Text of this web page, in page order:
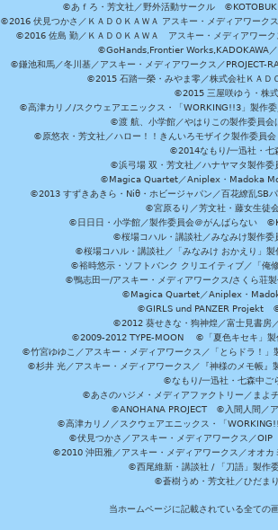
©あｆろ・芳文社／野外活動サークル
©2016 伏見つかさ／ＫＡＤＯＫＡＷＡ アスキー・メディアワー
©2016 佐島 勤／ＫＡＤＯＫＡＷＡ アスキー・メディアワ
©GoHands,Frontier Works,KADOKAWA
©鎌池和馬／冬川基／アスキー・メディアワークス／
©2015 石踏一榮・みやま零／株式会社ＫＡＤ
©2015 三屋咲ゆう・株
©高津カリノ/スクウェアエニックス・「WORKING!!3」製作
©渡 航、小学館／やはりこの製作委員
©原悠衣・芳文社／ハロー！！きんいろモザイク製作委員
©2014なもり/一迅社・
©浜弓場 双・芳文社／ハナヤマタ製作
©Magica Quartet／Aniplex・Madoka
©2013 すずきあきら・Niθ・ホビージャパン／百花繚乱
©宮原るり／芳文社・藤女生徒
©日日日・小学館／製作委員会＠がんばらない
©桜場コハル・講談社／みなみけ製作
©桜場コハル・講談社／「みなみけ おかえり」
©裕時悠示・ソフトバンク クリエイティブ／「
©鴨志田一/アスキー・メディアワークス/さく
©Magica Quartet／Aniplex・
©GIRLS und PANZER Projekt ©
©2012 葵せきな・狗神煌／富士見書
©2009-2012 TYPE-MOON ©「夏色キセキ」製
©竹宮ゆゆこ／アスキー・メディアワークス／「とらドラ！
©杉井 光／アスキー・メディアワークス／『神様のメモ帳
©なもり/一迅社・七森中
©あさのハジメ・メディアファクトリー／ま
©ANOHANA PROJECT ©入間人間／ア
©高津カリノ／スクウェアエニックス・「
©伏見つかさ／アスキー・メディアワークス／
©2010 沖田雅／アスキー・メディアワークス／オオ
©西尾維新・講談社 / 「刀語」製作
©蒼樹うめ・芳文社／ひだま
当ホームページに記載されている全ての